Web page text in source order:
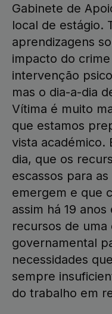
Gabinete de
local de estágio.
aprendizagens
impacto do
intervenção
mas o dia-a-dia
Vítima é muito
que estamos
vista académico.
dia, que os
escassos para
emergem e que
assim há 19
recursos de uma
governamental
necessidades
sempre
do trabalho em